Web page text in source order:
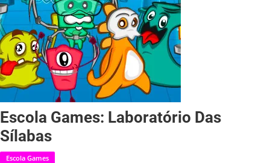
Escola Games: Laboratório Das
Sílabas
Escola Games